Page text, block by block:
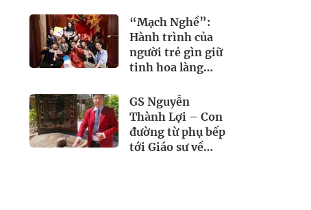
“Mạch Nghề”:
Hành trình của
người trẻ gìn giữ
tinh hoa làng
GS Nguyễn
Thành Lợi – Con
đường từ phụ bếp
tới Giáo sư về